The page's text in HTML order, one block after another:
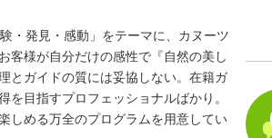
・発見・感動」をテーマに、カヌーツ
客様が自分だけの感性で『自然の美し
とガイドの質には妥協しない。在籍ガ
目指すプロフェッショナルばかり。
しめる万全のプログラムを用意してい